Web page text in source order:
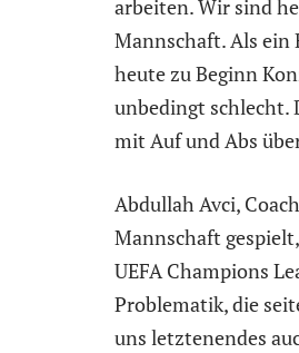
arbeiten. Wir sind
Mannschaft. Als ein
heute zu Beginn
unbedingt schlecht.
mit Auf und Abs
Abdullah Avci,
Mannschaft
UEFA Champions
Problematik, die
uns letztenendes